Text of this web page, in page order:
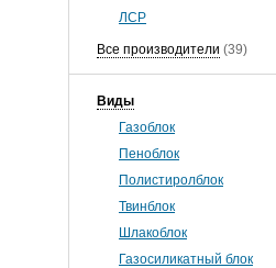
ЛСР
Все производители (39)
Виды
Газоблок
Пеноблок
Полистиролблок
Твинблок
Шлакоблок
Газосиликатный блок